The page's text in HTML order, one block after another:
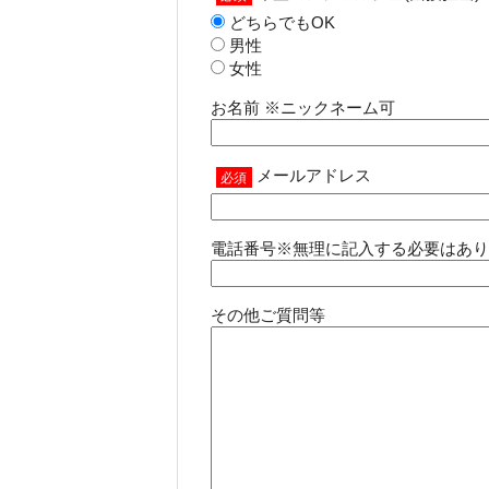
どちらでもOK
男性
女性
お名前 ※ニックネーム可
必須 メールアドレス
電話番号※無理に記入する必要はあ
その他ご質問等